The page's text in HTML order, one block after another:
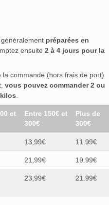
préparées en
ensuite 2 à 4 jours pour la
commande (hors frais de port)
vous pouvez commander 2 ou
et
Entre 150€ et
300€
Plus de
300€
13,99€ 11.99€
21,99€ 19.99€
23,99€ 21.99€